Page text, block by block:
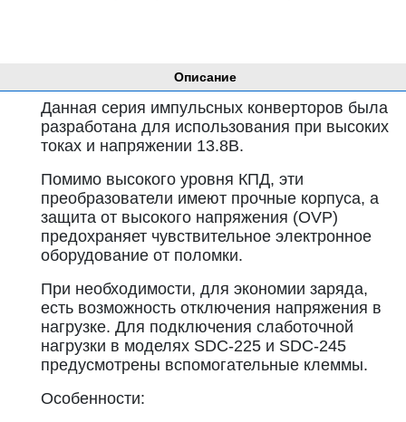
Описание
Данная серия импульсных конверторов была
разработана для использования при высоких
токах и напряжении 13.8В.
Помимо высокого уровня КПД, эти
преобразователи имеют прочные корпуса, а
защита от высокого напряжения (OVP)
предохраняет чувствительное электронное
оборудование от поломки.
При необходимости, для экономии заряда,
есть возможность отключения напряжения в
нагрузке. Для подключения слаботочной
нагрузки в моделях SDC-225 и SDC-245
предусмотрены вспомогательные клеммы.
Особенности: